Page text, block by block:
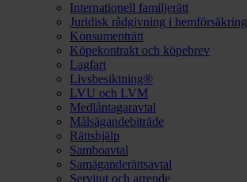
Internationell familjerätt
Juridisk rådgivning i hemförsäkring
Konsumenträtt
Köpekontrakt och köpebrev
Lagfart
Livsbesiktning®
LVU och LVM
Medlåntagaravtal
Målsägandebiträde
Rättshjälp
Samboavtal
Samäganderättsavtal
Servitut och arrende